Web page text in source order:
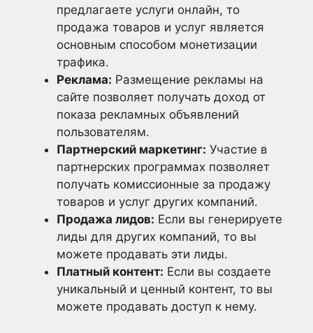
предлагаете услуги онлайн, то
продажа товаров и услуг является
основным способом монетизации
трафика.
Реклама: Размещение рекламы на
сайте позволяет получать доход от
показа рекламных объявлений
пользователям.
Партнерский маркетинг: Участие в
партнерских программах позволяет
получать комиссионные за продажу
товаров и услуг других компаний.
Продажа лидов: Если вы генерируете
лиды для других компаний, то вы
можете продавать эти лиды.
Платный контент: Если вы создаете
уникальный и ценный контент, то вы
можете продавать доступ к нему.